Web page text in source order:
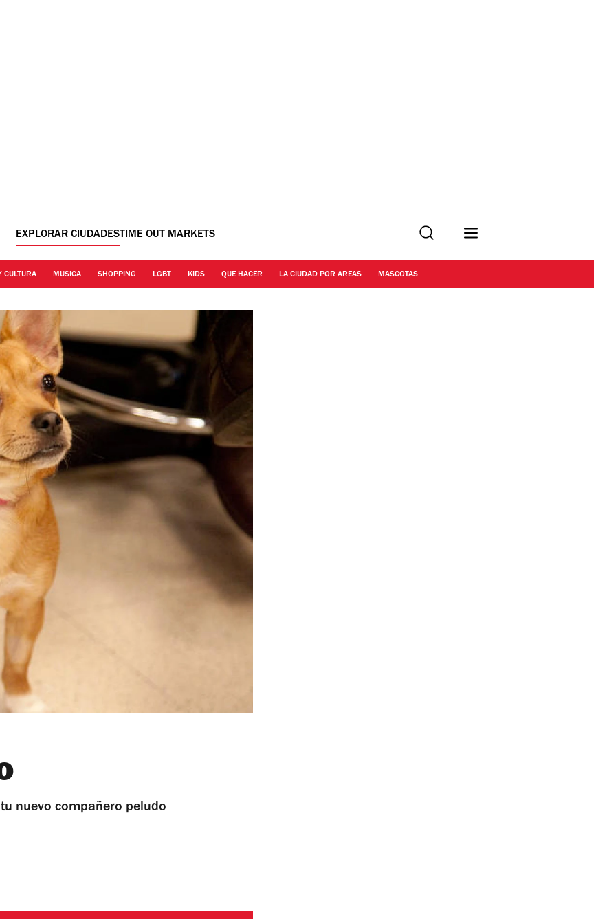
EXPLORAR CIUDADESTIME OUT MARKETS Buscar
CULTURA MUSICA SHOPPING LGBT KIDS QUE HACER LA CIUDAD POR AREAS MASCOTAS
nuevo compañero peludo